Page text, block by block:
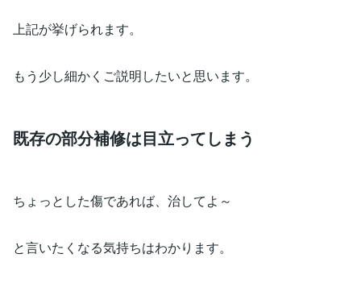
上記が挙げられます。
もう少し細かくご説明したいと思います。
既存の部分補修は目立ってしまう
ちょっとした傷であれば、治してよ～
と言いたくなる気持ちはわかります。